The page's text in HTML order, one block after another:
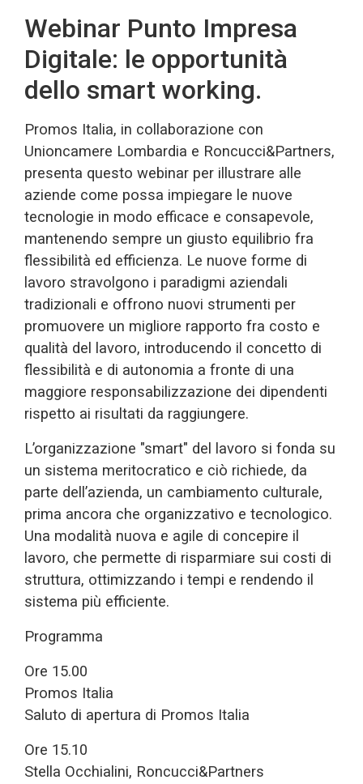
Webinar Punto Impresa
Digitale: le opportunità
dello smart working.
Promos Italia, in collaborazione con
Unioncamere Lombardia e Roncucci&Partners,
presenta questo webinar per illustrare alle
aziende come possa impiegare le nuove
tecnologie in modo efficace e consapevole,
mantenendo sempre un giusto equilibrio fra
flessibilità ed efficienza. Le nuove forme di
lavoro stravolgono i paradigmi aziendali
tradizionali e offrono nuovi strumenti per
promuovere un migliore rapporto fra costo e
qualità del lavoro, introducendo il concetto di
flessibilità e di autonomia a fronte di una
maggiore responsabilizzazione dei dipendenti
rispetto ai risultati da raggiungere.
L’organizzazione "smart" del lavoro si fonda su
un sistema meritocratico e ciò richiede, da
parte dell’azienda, un cambiamento culturale,
prima ancora che organizzativo e tecnologico.
Una modalità nuova e agile di concepire il
lavoro, che permette di risparmiare sui costi di
struttura, ottimizzando i tempi e rendendo il
sistema più efficiente.
Programma
Ore 15.00
Promos Italia
Saluto di apertura di Promos Italia
Ore 15.10
Stella Occhialini, Roncucci&Partners